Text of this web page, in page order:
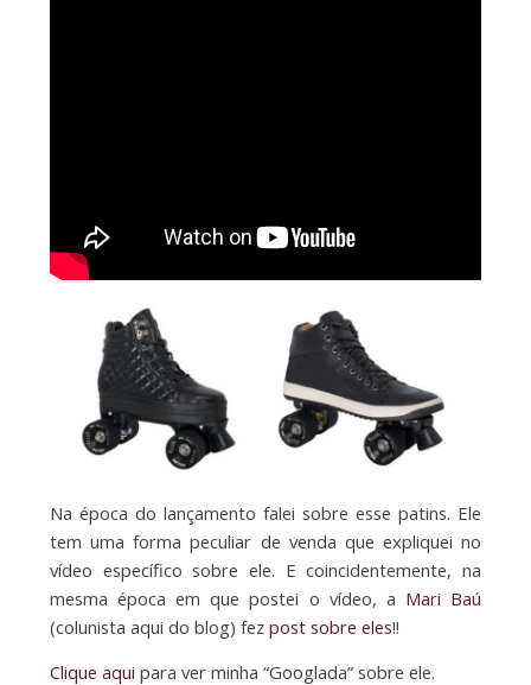
Na época do lançamento falei sobre esse patins. Ele
tem uma forma peculiar de venda que expliquei no
vídeo específico sobre ele. E coincidentemente, na
mesma época em que postei o vídeo, a Mari Baú
(colunista aqui do blog) fez post sobre eles!!
Clique aqui para ver minha “Googlada” sobre ele.